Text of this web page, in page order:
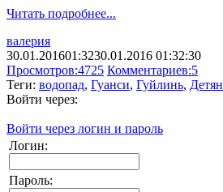
Читать подробнее...
валерия
30.01.201601:3230.01.2016 01:32:30
Просмотров:4725 Комментариев:5
Теги: водопад, Гуанси, Гуйлинь, Детян
Войти через:
Войти через логин и пароль
Логин:
Пароль: